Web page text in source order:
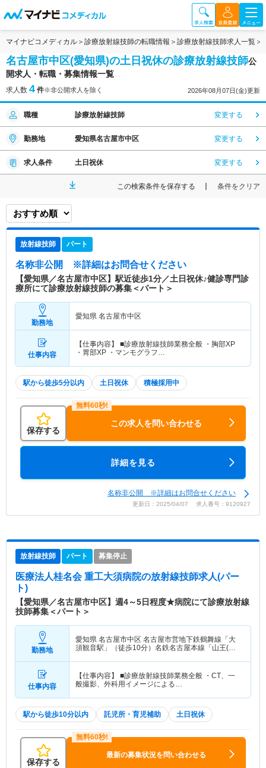
マイナビコメディカル 診療放射線技師の転職情報 診療放射線技師求人一覧
名古屋市中区(愛知県)の土日祝休の診療放射線技師公
開求人・転職・募集情報一覧
求人数 4 件※非公開求人を除く 2026年08月07日(金)更新
職種 診療放射線技師 変更する
勤務地 愛知県名古屋市中区 変更する
求人条件 土日祝休 変更する
この検索条件を保存する 条件をクリア
放射線技師 パート
名称非公開 ※詳細はお問合せください
【愛知県／名古屋市中区】駅近徒歩1分／土日祝休♪健診専門診
療所にて診療放射線技師の募集＜パート＞
勤務地
愛知県 名古屋市中区
仕事内容
【仕事内容】 ■診療放射線技師業務全般 ・胸部XP
・胃部XP ・マンモグラフ…
駅から徒歩5分以内 土日祝休 積極採用中
保存する
この求人を問い合わせる
詳細を見る
名称非公開 ※詳細はお問合せください
更新日：2025/04/07 求人番号：9120927
放射線技師 パート 募集停止
医療法人桂名会 重工大須病院の放射線技師求人(パー
ト)
【愛知県／名古屋市中区】週4～5日程度★病院にて診療放射線
技師募集＜パート＞
勤務地
愛知県 名古屋市中区 名古屋市営地下鉄鶴舞線「大
須観音駅」（徒歩10分）名鉄名古屋本線「山王(愛
仕事内容
【仕事内容】 ■診療放射線技師業務全般 ・CT、一
般撮影、外科用イメージによる…
駅から徒歩10分以内 託児所・育児補助 土日祝休
保存する
最新の募集状況を問い合わせる